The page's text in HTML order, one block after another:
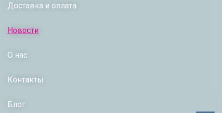
Доставка и оплата
Новости
О нас
Контакты
Блог